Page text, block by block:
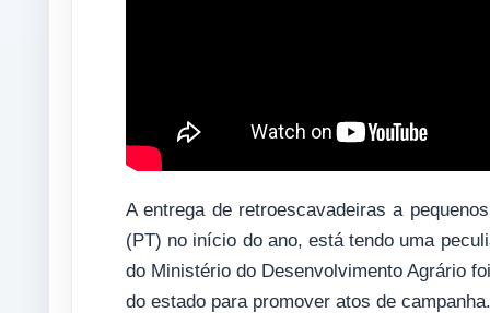
A entrega de retroescavadeiras a
(PT) no início do ano, está tendo uma
do Ministério do Desenvolvimento Agrário
do estado para promover atos de campanha.